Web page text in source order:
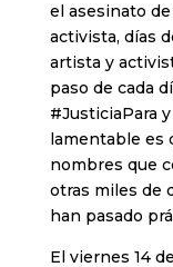
el asesinato
activista, días
artista y
paso de cada
#JusticiaPara
lamentable es
nombres que
otras miles de
han pasado
El viernes 14